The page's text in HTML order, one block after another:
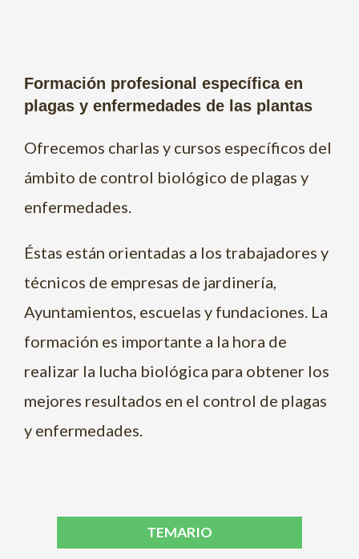
Formación profesional específica en
plagas y enfermedades de las plantas
Ofrecemos charlas y cursos específicos del
ámbito de control biológico de plagas y
enfermedades.
Éstas están orientadas a los trabajadores y
técnicos de empresas de jardinería,
Ayuntamientos, escuelas y fundaciones. La
formación es importante a la hora de
realizar la lucha biológica para obtener los
mejores resultados en el control de plagas
y enfermedades.
TEMARIO